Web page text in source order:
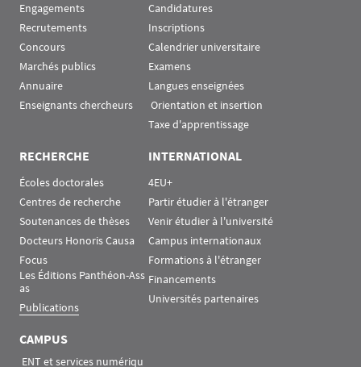
Engagements
Recrutements
Concours
Marchés publics
Annuaire
Enseignants chercheurs
Candidatures
Inscriptions
Calendrier universitaire
Examens
Langues enseignées
Orientation et insertion
Taxe d'apprentissage
RECHERCHE
Écoles doctorales
Centres de recherche
Soutenances de thèses
Docteurs Honoris Causa
Focus
Les Éditions Panthéon-Ass
as
Publications
INTERNATIONAL
4EU+
Partir étudier à l'étranger
Venir étudier à l'université
Campus internationaux
Formations à l'étranger
Financements
Universités partenaires
CAMPUS